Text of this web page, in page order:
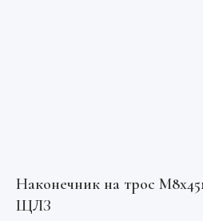
Наконечник на трос
ЩЛЗ